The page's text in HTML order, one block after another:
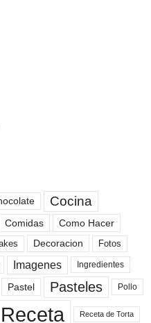
Cocina
Comidas Como Hacer
Decoracion Fotos
Imagenes Ingredientes
Pastel Pasteles Pollo
Receta Receta de Torta